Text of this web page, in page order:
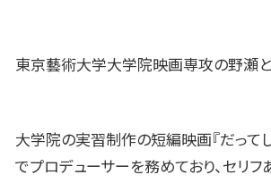
東京藝術大学大学院映画専攻の野瀬と
大学院の実習制作の短編映画『だって
でプロデューサーを務めており、セリフ